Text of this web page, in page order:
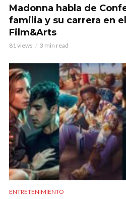
Madonna habla de
familia y su carrera en
Film&Arts
81 views 3 min read
ENTRETENIMIENTO